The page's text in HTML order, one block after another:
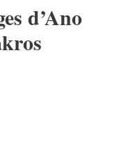
d’Ano